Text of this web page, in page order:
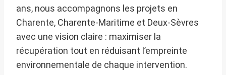
ans, nous accompagnons les projets en
Charente, Charente-Maritime et Deux-Sèvres
avec une vision claire : maximiser la
récupération tout en réduisant l’empreinte
environnementale de chaque intervention.